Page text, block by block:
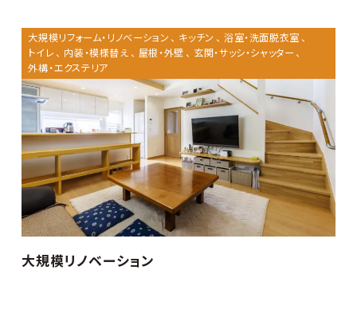
大規模リフォーム・リノベーション キッチン
浴室・洗面脱衣室
トイレ
内装・模様替え 屋根・外壁
玄関・サッシ・シャッター
外構・エクステリア
大規模リノベーション